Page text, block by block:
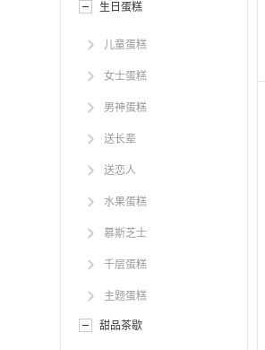
生日蛋糕
儿童蛋糕
女士蛋糕
男神蛋糕
送长辈
送恋人
水果蛋糕
慕斯芝士
千层蛋糕
主题蛋糕
甜品茶歇